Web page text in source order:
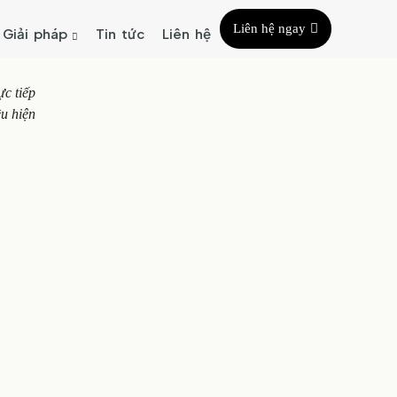
Giải pháp Tin tức Liên hệ Liên hệ ngay
tiếp
hiện